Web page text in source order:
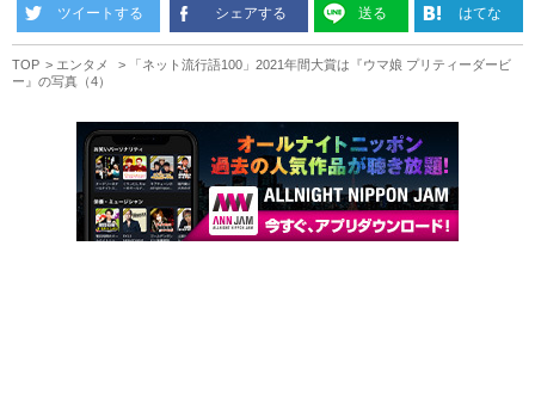
ツイートする シェアする 送る はてな
TOP エンタメ
「ネット流行語100」2021年間大賞は『ウマ娘 プリティーダービ
ー』の写真（4）